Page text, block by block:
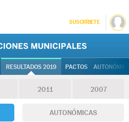
SUSCRÍBETE
RESULTADOS 2019 PACTOS
2011 2007
AUTONÓMICAS